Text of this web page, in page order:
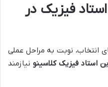
فیزیک در
انتخاب، نوبت به مراحل عملی
استاد فیزیک کلاسینو نیازمند